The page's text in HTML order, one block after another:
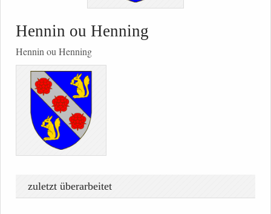
Hennin ou Henning
Hennin ou Henning
zuletzt überarbeitet